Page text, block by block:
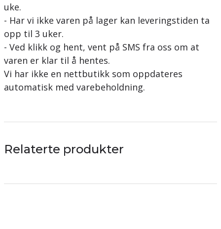
uke.
- Har vi ikke varen på lager kan leveringstiden ta
opp til 3 uker.
- Ved klikk og hent, vent på SMS fra oss om at
varen er klar til å hentes.
Vi har ikke en nettbutikk som oppdateres
automatisk med varebeholdning.
Relaterte produkter